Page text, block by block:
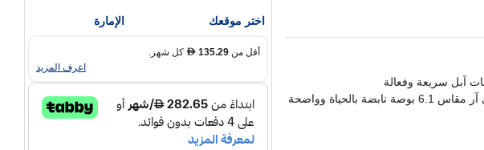
شاشة سوبر ريتينا إكس دي آر مقاس 6.1 بوصة نابضة بالحياة وواضحة
اختر موقعك الإمارة
أقل من D 135.29
كل شهر.
اعرف المزيد